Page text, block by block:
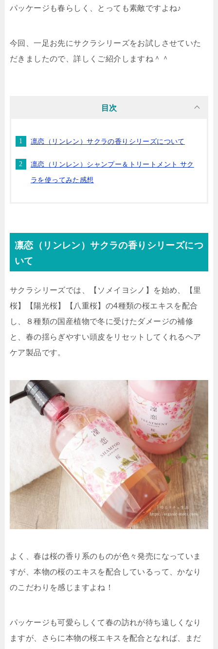
パッケージも春らしく、とっても素敵ですよね♪
今回、一足お先にサクラシリーズをお試しさせていた
だきましたので、詳しくご紹介しますね＾＾
目次
凛恋（リンレン）サクラの香りシリーズについて
凛恋（リンレン）シャンプー＆トリートメント サク
ラを使ってみた感想
凛恋（リンレン）サクラの香りシリーズにつ
いて
サクラシリーズでは、【ソメイヨシノ】を始め、【里
桜】【陽光桜】【八重桜】の4種類の桜エキスを配合
し、８種類の国産植物で冬に受けたダメージの補修
と、春の揺らぎやすい頭皮をリセットしてくれるヘア
ケア製品です。
よく、春は桜の香り系のものが色々発売になっていま
すが、本物の桜のエキスを配合しているって、かなり
のこだわりを感じますよね！
パッケージも可愛らしくて春の訪れが待ち遠しくなり
ますが、さらに本物の桜エキスを配合となれば、まだ